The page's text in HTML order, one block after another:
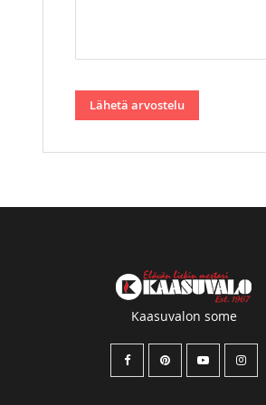
Lähetä arvostelu
Kaasuvalon some